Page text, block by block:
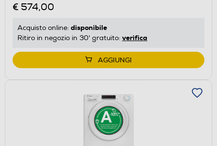
€ 574,00
Acquisto online: disponibile
Ritiro in negozio in 30' gratuito: verifica
AGGIUNGI